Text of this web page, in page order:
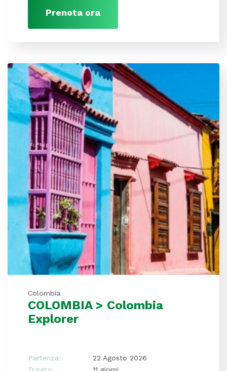
Prenota ora
Colombia
COLOMBIA > Colombia
Explorer
Partenza:
22 Agosto 2026
Durata:
11 giorni